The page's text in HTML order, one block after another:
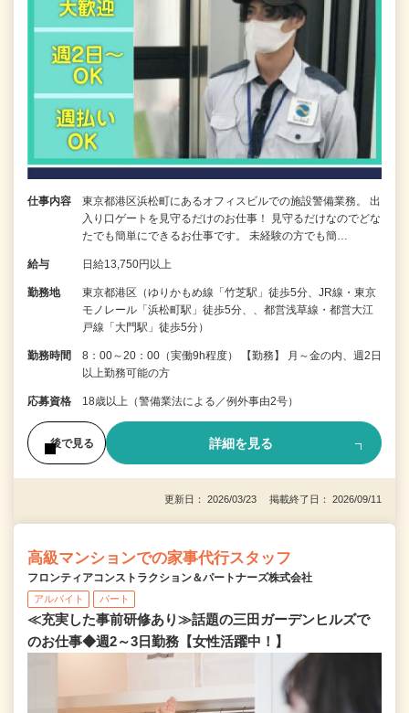
仕事内容
東京都港区浜松町にあるオフィスビルでの施設警備業務。 出
入り口ゲートを見守るだけのお仕事！ 見守るだけなのでどな
たでも簡単にできるお仕事です。 未経験の方でも簡…
給与 日給13,750円以上
勤務地
東京都港区（ゆりかもめ線「竹芝駅」徒歩5分、JR線・東京
モノレール「浜松町駅」徒歩5分、、都営浅草線・都営大江
戸線「大門駅」徒歩5分）
勤務時間
8：00～20：00（実働9h程度） 【勤務】 月～金の内、週2日
以上勤務可能の方
応募資格 18歳以上（警備業法による／例外事由2号）
後で見る 詳細を見る
更新日： 2026/03/23 掲載終了日： 2026/09/11
高級マンションでの家事代行スタッフ
フロンティアコンストラクション＆パートナーズ株式会社
アルバイト パート
≪充実した事前研修あり≫話題の三田ガーデンヒルズで
のお仕事◆週2～3日勤務【女性活躍中！】